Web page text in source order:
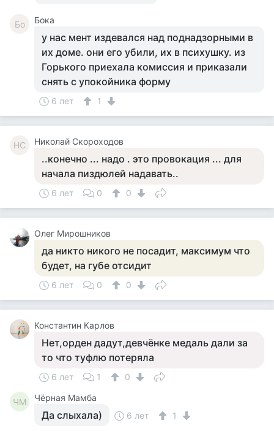
Бо Бока
у нас мент издевался над поднадзорными в
их доме. они его убили, их в психушку. из
Горького приехала комиссия и приказали
снять с упокойника форму
6 лет 1
НС Николай Скороходов
..конечно ... надо . это провокация ... для
начала пиздюлей надавать..
6 лет 0 0
Олег Мирошников
да никто никого не посадит, максимум что
будет, на губе отсидит
6 лет 0 0
Константин Карлов
Нет,орден дадут,девчёнке медаль дали за
то что туфлю потеряла
6 лет 1 0
ЧМ Чёрная Мамба
Да слыхала) 6 лет 1